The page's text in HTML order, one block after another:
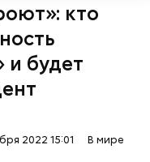
кто
и будет
2022 15:01 В мире
травой,
При этом
чистых зон на
третья часть